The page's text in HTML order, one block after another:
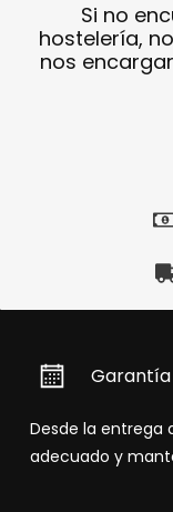
Si no
hostelería,
nos
Garantía
Desde la entrega
adecuado y